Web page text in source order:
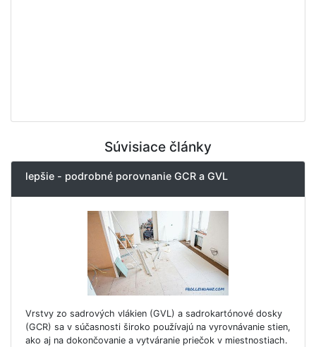
Súvisiace články
lepšie - podrobné porovnanie GCR a GVL
Vrstvy zo sadrových vlákien (GVL) a sadrokartónové dosky
(GCR) sa v súčasnosti široko používajú na vyrovnávanie stien,
ako aj na dokončovanie a vytváranie priečok v miestnostiach.